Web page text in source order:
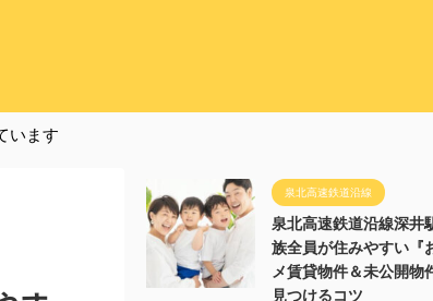
います
泉北高速鉄道沿線
泉北高速鉄道沿線深井
族全員が住みやすい『
メ賃貸物件＆未公開物
見つけるコツ